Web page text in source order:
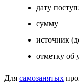
дату
сумму
источник
отметку об
Для самозанятых